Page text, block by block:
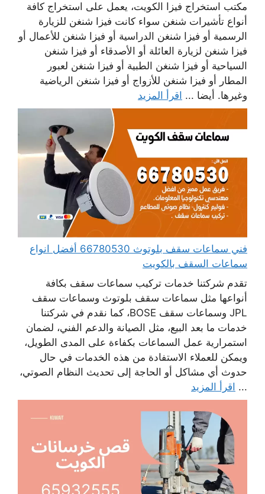
مكتب استخراج فيزا الكويت، يعمل على استخراج كافة
أنواع تأشيرات شنغن سواء كانت فيزا شنغن للزيارة
الرسمية أو فيزا شنغن الدراسية أو فيزا شنغن للأعمال أو
فيزا شنغن لزيارة العائلة أو الأصدقاء أو فيزا شنغن
السياحية أو فيزا شنغن الطبية أو فيزا شنغن لعبور
المطار أو فيزا شنغن للأزواج أو فيزا شنغن الرياضية
وغيرها. أيضا ... اقرأ المزيد
فني سماعات سقف بلوتوث 66780530 أفضل انواع
سماعات السقف بالكويت
تقدم شركتنا خدمات تركيب سماعات سقف بكافة
أنواعها مثل سماعات سقف بلوتوث وسماعات سقف
JPL وسماعات سقف BOSE، كما نقدم في شركتنا
خدمات ما بعد البيع، مثل الصيانة والدعم الفني، لضمان
استمرارية عمل السماعات بكفاءة على المدى الطويل،
ويمكن للعملاء الاستفادة من هذه الخدمات في حال
حدوث أي مشاكل أو الحاجة إلى تحديث النظام الصوتي،
... اقرأ المزيد